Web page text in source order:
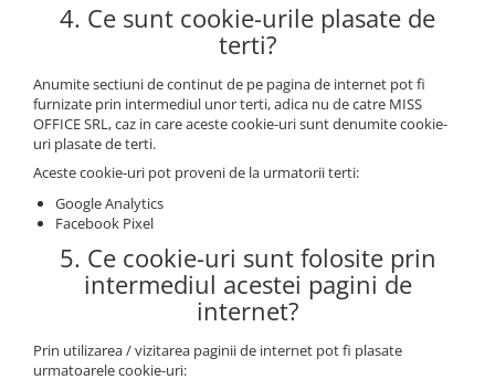
4. Ce sunt cookie-urile plasate de
terti?
Anumite sectiuni de continut de pe pagina de internet pot fi
furnizate prin intermediul unor terti, adica nu de catre MISS
OFFICE SRL, caz in care aceste cookie-uri sunt denumite cookie-
uri plasate de terti.
Aceste cookie-uri pot proveni de la urmatorii terti:
Google Analytics
Facebook Pixel
5. Ce cookie-uri sunt folosite prin
intermediul acestei pagini de
internet?
Prin utilizarea / vizitarea paginii de internet pot fi plasate
urmatoarele cookie-uri: